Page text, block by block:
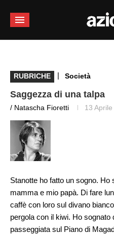
RUBRICHE | Società
Saggezza di una talpa
/ Natascha Fioretti 13
Stanotte ho fatto un sogno.
mamma e mio papà. Di fare
caffè con loro sul divano
pergola con il kiwi. Ho sognato
passeggiata sul Piano di